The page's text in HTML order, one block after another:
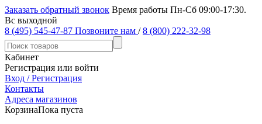
Заказать обратный звонок Время работы Пн-Сб 09:00-17:30.
Вс выходной
8 (495) 545-47-87 Позвоните нам / 8 (800) 222-32-98
Кабинет
Регистрация или войти
Вход / Регистрация
Контакты
Адреса магазинов
КорзинаПока пуста